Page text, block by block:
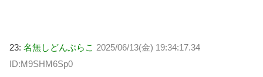
23: 名無しどんぶらこ 2025/06/13(金) 19:34:17.34
ID:M9SHM6Sp0